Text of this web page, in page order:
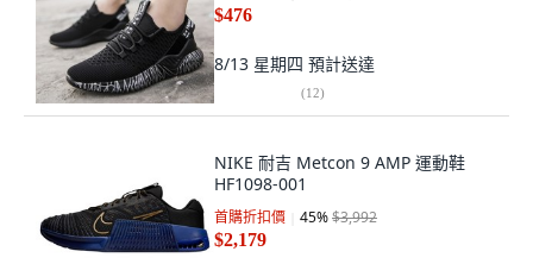
$476
8/13 星期四 預計送達
(12)
NIKE 耐吉 Metcon 9 AMP 運動鞋
HF1098-001
首購折扣價 45%$3,992
$2,179